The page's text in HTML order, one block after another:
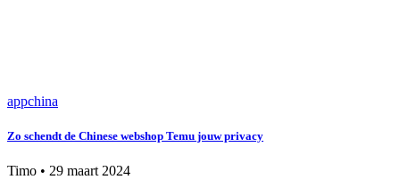
appchina
Zo schendt de Chinese webshop Temu jouw privacy
Timo • 29 maart 2024